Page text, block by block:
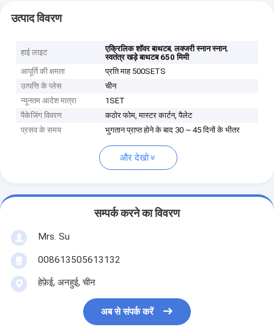
उत्पाद विवरण
हाई लाइट एक्रिलिक शॉवर बाथटब,लक्जरी स्नान स्नान,
स्वतंत्र खड़े बाथटब 650 मिमी
आपूर्ति की क्षमता
प्रति माह 500SETS
उत्पत्ति के प्लेस
चीन
न्यूनतम आदेश मात्रा
1SET
पैकेजिंग विवरण
कठोर फोम, मास्टर कार्टन, पैलेट
प्रसव के समय
भुगतान प्राप्त होने के बाद 30 ~ 45 दिनों के भीतर
और देखो
सम्पर्क करने का विवरण
Mrs. Su
008613505613132
हेफ़ेई, अनहुई, चीन
अब से संपर्क करें